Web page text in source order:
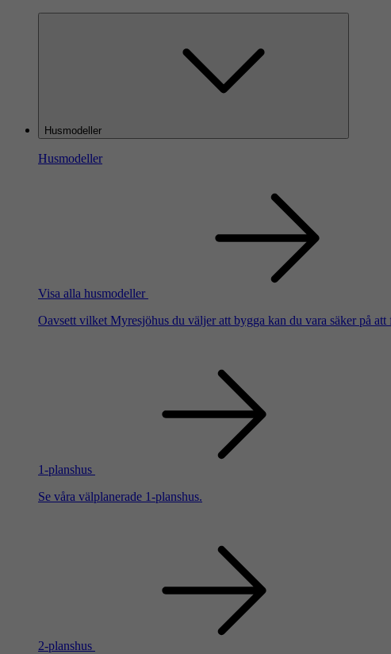
Husmodeller
Husmodeller
Visa alla husmodeller
Oavsett vilket Myresjöhus du väljer att bygga kan du vara säker på
1-planshus
Se våra välplanerade 1-planshus.
2-planshus